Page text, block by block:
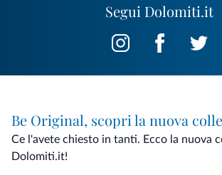
Segui Dolomiti.it
Be Original, scopri la nuova
Ce l'avete chiesto in tanti. Ecco la nuova
Dolomiti.it!